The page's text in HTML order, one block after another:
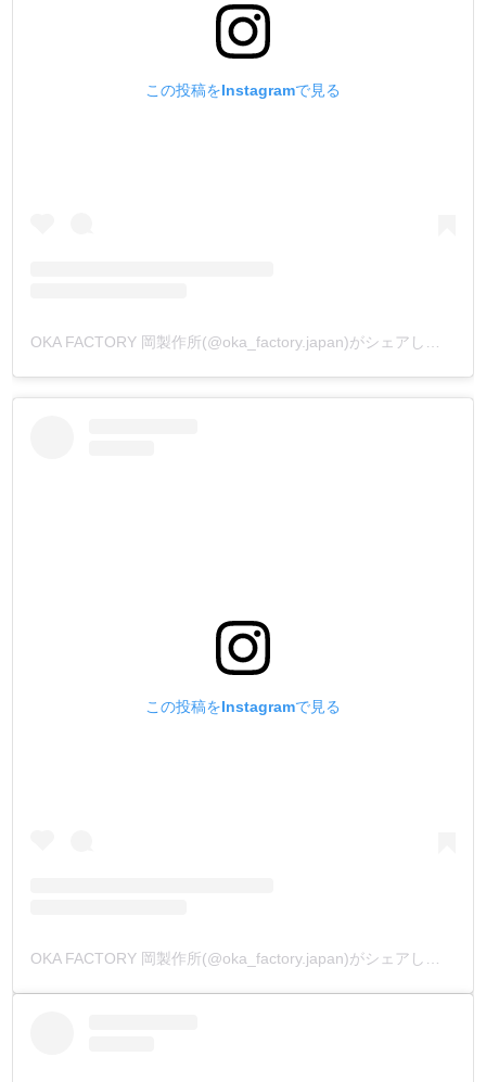
この投稿をInstagramで見る
この投稿をInstagramで見る
OKA FACTORY 岡製作所(@oka_factory.japan)がシェアした投稿